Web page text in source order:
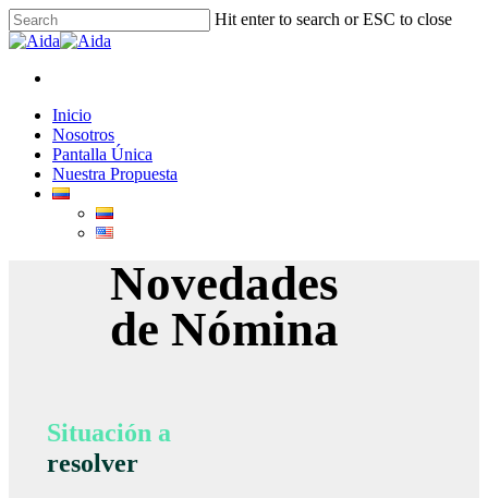
Skip
to
content
Hit enter to search or ESC to close
Close
Menu
Menu
Inicio
Nosotros
Pantalla Única
Nuestra Propuesta
Novedades
de Nómina
Situación a
resolver